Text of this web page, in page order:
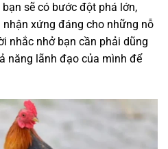
sẽ có bước đột phá lớn,
xứng đáng cho những nỗ
nhắc nhở bạn cần phải dũng
năng lãnh đạo của mình để